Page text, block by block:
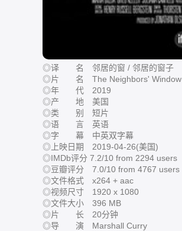
◎译 名 邻居的窗 / 邻居的窗子
◎片 名 The Neighbors' Window
◎年 代 2019
◎产 地 美国
◎类 别 短片
◎语 言 英语
◎字 幕 中英双字幕
◎上映日期 2019-04-26(美国)
◎IMDb评分 7.2/10 from 2294 users
◎豆瓣评分 7.0/10 from 4767 users
◎文件格式 x264 + aac
◎视频尺寸 1920 x 1080
◎文件大小 396 MB
◎片 长 20分钟
◎导 演 Marshall Curry